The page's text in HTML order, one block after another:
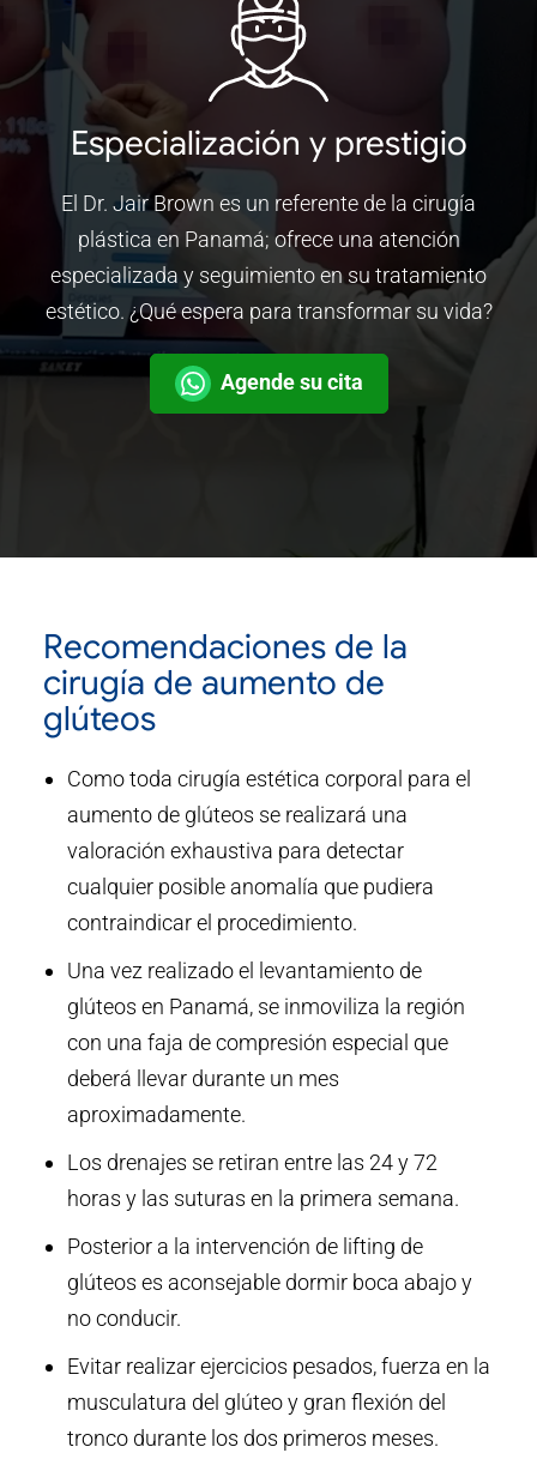
Especialización y prestigio
El Dr. Jair Brown es un referente de la cirugía
plástica en Panamá; ofrece una atención
especializada y seguimiento en su tratamiento
estético. ¿Qué espera para transformar su vida?
Agende su cita
Recomendaciones de la
cirugía de aumento de
glúteos
Como toda cirugía estética corporal para el
aumento de glúteos se realizará una
valoración exhaustiva para detectar
cualquier posible anomalía que pudiera
contraindicar el procedimiento.
Una vez realizado el levantamiento de
glúteos en Panamá, se inmoviliza la región
con una faja de compresión especial que
deberá llevar durante un mes
aproximadamente.
Los drenajes se retiran entre las 24 y 72
horas y las suturas en la primera semana.
Posterior a la intervención de lifting de
glúteos es aconsejable dormir boca abajo y
no conducir.
Evitar realizar ejercicios pesados, fuerza en la
musculatura del glúteo y gran flexión del
tronco durante los dos primeros meses.